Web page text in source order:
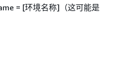
= [环境名称]（这可能是